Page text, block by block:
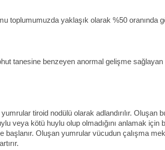
toplumumuzda yaklaşık olarak %50 oranında
tanesine benzeyen anormal gelişme
tiroid nodülü olarak adlandırılır.
veya kötü huylu olup olmadığını anlamak için
Oluşan yumrular vücudun çalışma